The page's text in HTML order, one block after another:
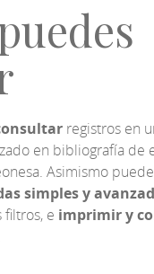
registros en
en bibliografía de
Asimismo
simples y
e imprimir y